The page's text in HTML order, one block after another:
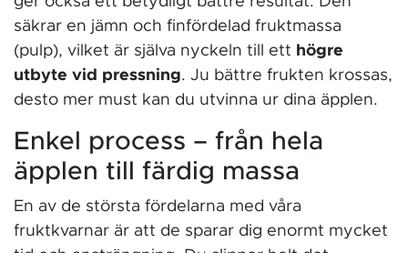
säkrar en jämn och finfördelad fruktmassa
(pulp), vilket är själva nyckeln till ett högre
utbyte vid pressning. Ju bättre frukten krossas,
desto mer must kan du utvinna ur dina äpplen.
Enkel process – från hela
äpplen till färdig massa
En av de största fördelarna med våra
fruktkvarnar är att de sparar dig enormt mycket